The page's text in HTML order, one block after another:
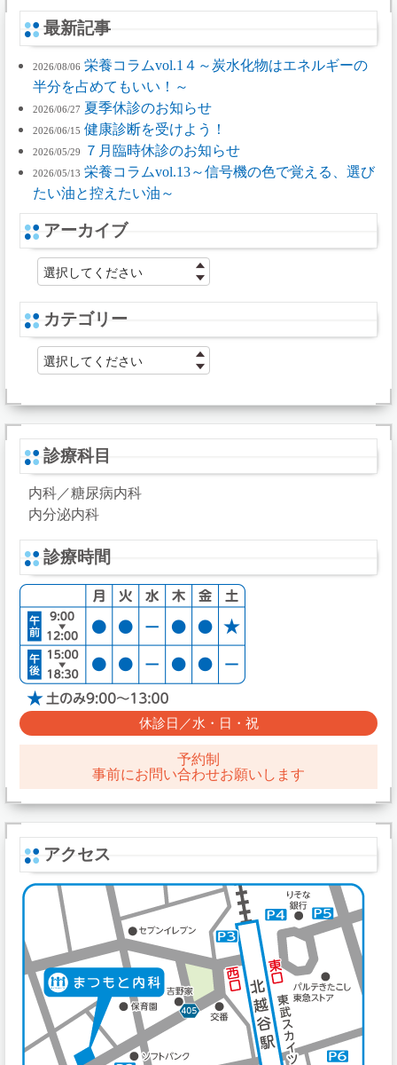
最新記事
2026/08/06 栄養コラムvol.1４～炭水化物はエネルギーの
半分を占めてもいい！～
2026/06/27 夏季休診のお知らせ
2026/06/15 健康診断を受けよう！
2026/05/29 ７月臨時休診のお知らせ
2026/05/13 栄養コラムvol.13～信号機の色で覚える、選び
たい油と控えたい油～
アーカイブ
選択してください
カテゴリー
選択してください
診療科目
内科／糖尿病内科
内分泌内科
診療時間
休診日／水・日・祝
予約制
事前にお問い合わせお願いします
アクセス